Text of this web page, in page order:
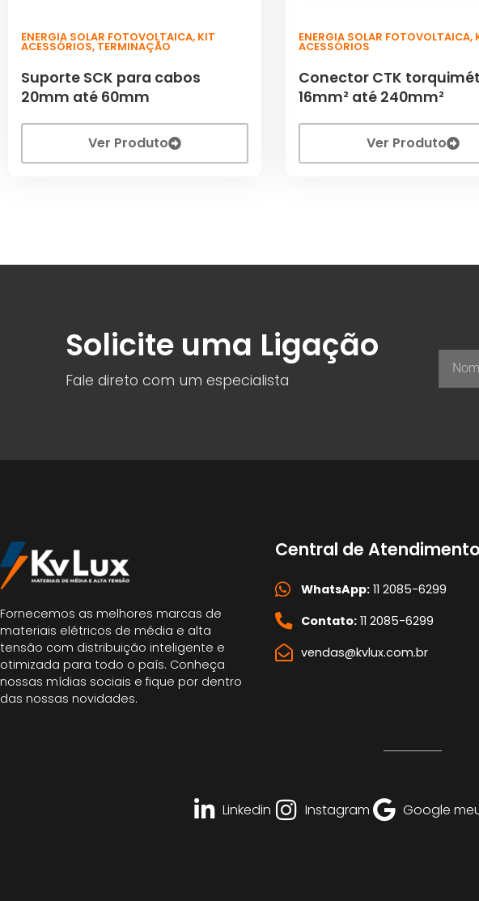
ENERGIA SOLAR FOTOVOLTAICA, KIT
ACESSÓRIOS, TERMINAÇÃO
Suporte SCK para cabos
20mm até 60mm
Ver Produto
ENERGIA SOLAR FOTOVOLTAICA,
ACESSÓRIOS
Conector CTK
16mm² até 240mm²
Ver Produto
Solicite uma Ligação
Fale direto com um especialista
Fornecemos as melhores marcas de
materiais elétricos de média e alta
tensão com distribuição inteligente e
otimizada para todo o país. Conheça
nossas mídias sociais e fique por dentro
das nossas novidades.
Central de Atendimento
WhatsApp:11 2085-6299
Contato:11 2085-6299
vendas@kvlux.com.br
Linkedin Instagram Google